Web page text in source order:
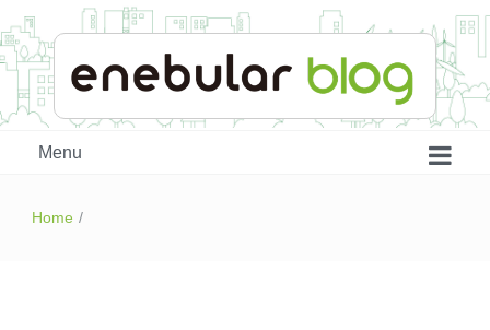
enebular 公式 技術ブログ
Menu
Home /